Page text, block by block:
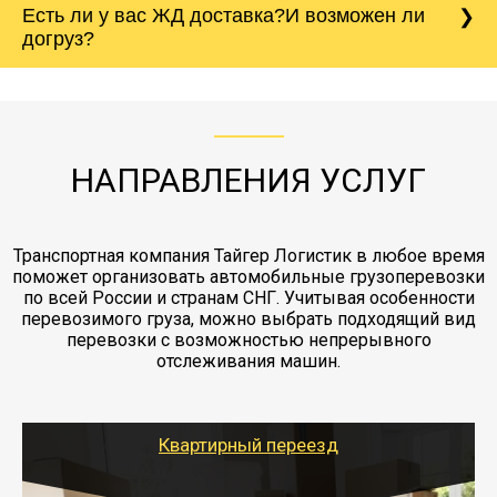
сантиметров. Идеальная упаковка
холодильника - обложить картонными
коробками и обмотать стрейч пленкой.
непредвиденных ситуаций. Делаем страховку
Вашего груза по ставке 0.15 от стоимости
груза. Мы сотрудничаем по услугам страховки
заканчивая выгрузкой в пункте получателя.
морской путь. Речная доставка баржой.
Есть ли у вас ЖД доставка?И возможен ли
догруз?
НАПРАВЛЕНИЯ УСЛУГ
Транспортная компания Тайгер Логистик в любое время
поможет организовать автомобильные грузоперевозки
по всей России и странам СНГ. Учитывая особенности
перевозимого груза, можно выбрать подходящий вид
перевозки с возможностью непрерывного
отслеживания машин.
Квартирный переезд